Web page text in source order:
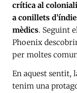
crítica al
a conillets
mèdics. Seguint
Phoenix
per moltes
En aquest sentit,
tenim una